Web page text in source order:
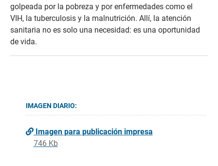
golpeada por la pobreza y por enfermedades como el
VIH, la tuberculosis y la malnutrición. Allí, la atención
sanitaria no es solo una necesidad: es una oportunidad
de vida.
IMAGEN DIARIO:
Imagen para publicación impresa
746 Kb